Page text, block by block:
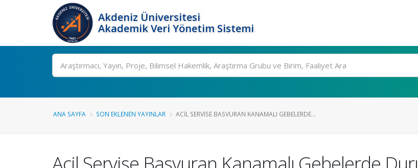
Akdeniz Üniversitesi
Akademik Veri Yönetim Sistemi
Ara
ANA SAYFA SON EKLENEN YAYINLAR ACIL SERVISE BASVURAN KANAMALI GEBELERDE...